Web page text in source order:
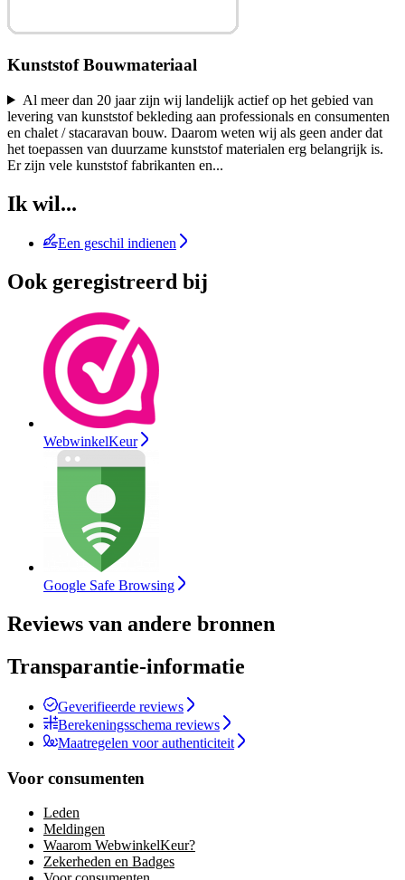
Kunststof Bouwmateriaal
Al meer dan 20 jaar zijn wij landelijk actief op het gebied van
levering van kunststof bekleding aan professionals en consumenten
en chalet / stacaravan bouw. Daarom weten wij als geen ander dat
het toepassen van duurzame kunststof materialen erg belangrijk is.
Er zijn vele kunststof fabrikanten en...
Ik wil...
Een geschil indienen
Ook geregistreerd bij
WebwinkelKeur
Google Safe Browsing
Reviews van andere bronnen
Transparantie-informatie
Geverifieerde reviews
Berekeningsschema reviews
Maatregelen voor authenticiteit
Voor consumenten
Leden
Meldingen
Waarom WebwinkelKeur?
Zekerheden en Badges